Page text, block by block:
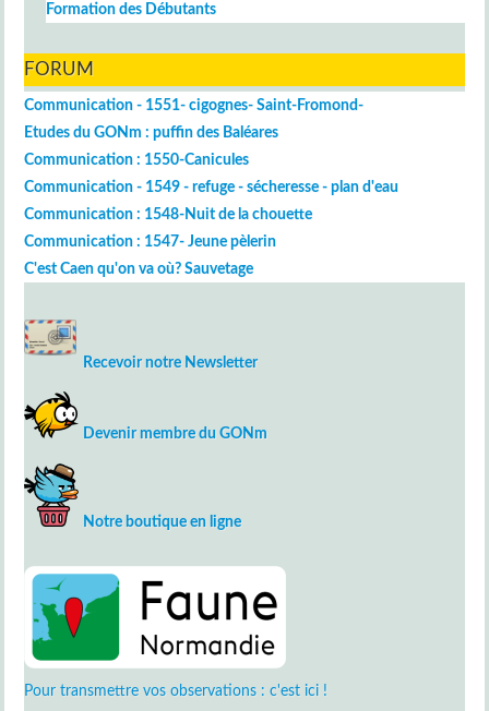
Formation des Débutants
FORUM
Communication - 1551- cigognes- Saint-Fromond-
Etudes du GONm : puffin des Baléares
Communication : 1550-Canicules
Communication - 1549 - refuge - sécheresse - plan d'eau
Communication : 1548-Nuit de la chouette
Communication : 1547- Jeune pèlerin
C'est Caen qu'on va où? Sauvetage
Recevoir notre Newsletter
Devenir membre du GONm
Notre boutique en ligne
Pour transmettre vos observations : c'est ici !